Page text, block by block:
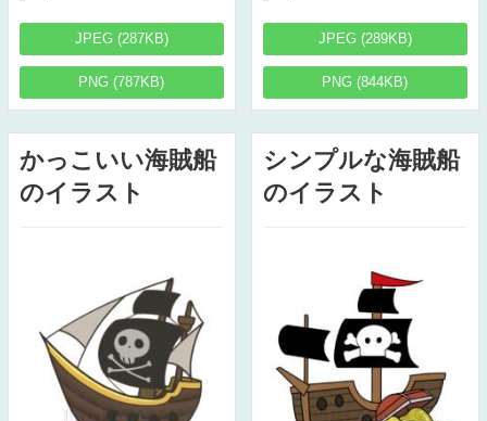
JPEG (287KB)
PNG (787KB)
JPEG (289KB)
PNG (844KB)
かっこいい海賊船
のイラスト
シンプルな海賊船
のイラスト